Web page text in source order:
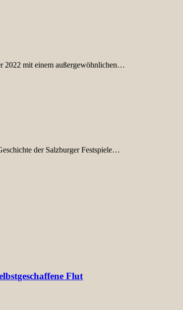
2022 mit einem außergewöhnlichen…
der Salzburger Festspiele…
Flut